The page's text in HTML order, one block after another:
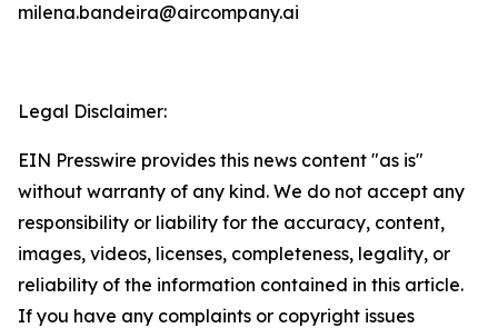
milena.bandeira@aircompany.ai
Legal Disclaimer:
EIN Presswire provides this news content "as is"
without warranty of any kind. We do not accept any
responsibility or liability for the accuracy, content,
images, videos, licenses, completeness, legality, or
reliability of the information contained in this article.
If you have any complaints or copyright issues